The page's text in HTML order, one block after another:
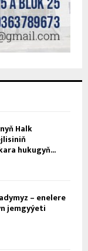
Halk
hukugyň...
– enelere
jemgyýeti